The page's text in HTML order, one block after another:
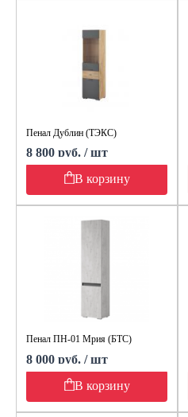
Пенал Дублин (ТЭКС)
8 800 руб. / шт
В корзину
Пенал ПН-01 Мрия (БТС)
8 000 руб. / шт
В корзину